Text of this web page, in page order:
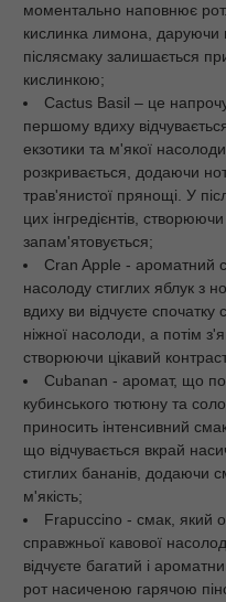
моментально наповнює
кислинка лимона, даруючи
післясмаку залишається
кислинкою;
Cactus Basil – це
першому вдиху
екзотики та м'якої
розкривається, додаючи
трав'янистої прянощі. У
цих інгредієнтів,
запам'ятовується;
Cran Apple - ароматний
насолоду стиглих яблук з
вдиху ви відчуєте
ніжної насолоди, а потім
створюючи цікавий
Cubanan - аромат, що
кубинського тютюну та
приносить інтенсивний
що відчувається вкрай
стиглих бананів, додаючи
м'якість;
Frapuccino - смак, який
справжньої кавової
відчуєте багатий і
рот насиченою гарячою